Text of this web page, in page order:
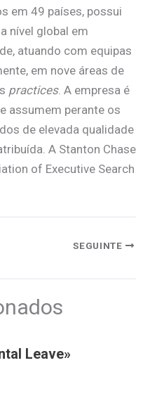
em 49 países, possui
nível global em
atuando com equipas
em nove áreas de
practices. A empresa é
assumem perante os
de elevada qualidade
A Stanton Chase
of Executive Search
SEGUINTE
Leave»